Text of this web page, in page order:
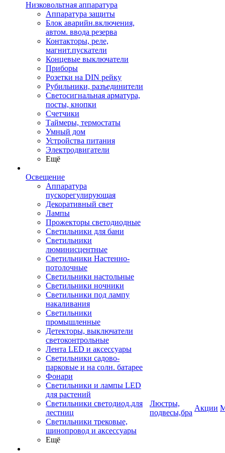
Низковольтная аппаратура
Аппаратура защиты
Блок аварийн.включения,
автом. ввода резерва
Контакторы, реле,
магнит.пускатели
Концевые выключатели
Приборы
Розетки на DIN рейку
Рубильники, разъединители
Светосигнальная арматура,
посты, кнопки
Счетчики
Таймеры, термостаты
Умный дом
Устройства питания
Электродвигатели
Ещё
Освещение
Аппаратура
пускорегулирующая
Декоративный свет
Лампы
Прожекторы светодиодные
Светильники для бани
Светильники
люминисцентные
Светильники Настенно-
потолочные
Светильники настольные
Светильники ночники
Светильники под лампу
накаливания
Светильники
промышленные
Детекторы, выключатели
светоконтрольные
Лента LED и аксессуары
Светильники садово-
парковые и на солн. батарее
Фонари
Светильники и лампы LED
для растений
Светильники светодиод.для
лестниц
Светильники трековые,
шинопровод и аксессуары
Ещё
Люстры,
подвесы,бра
Акции